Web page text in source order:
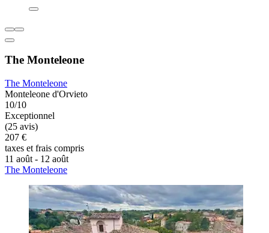
The Monteleone
The Monteleone
Monteleone d'Orvieto
10/10
Exceptionnel
(25 avis)
207 €
taxes et frais compris
11 août - 12 août
The Monteleone